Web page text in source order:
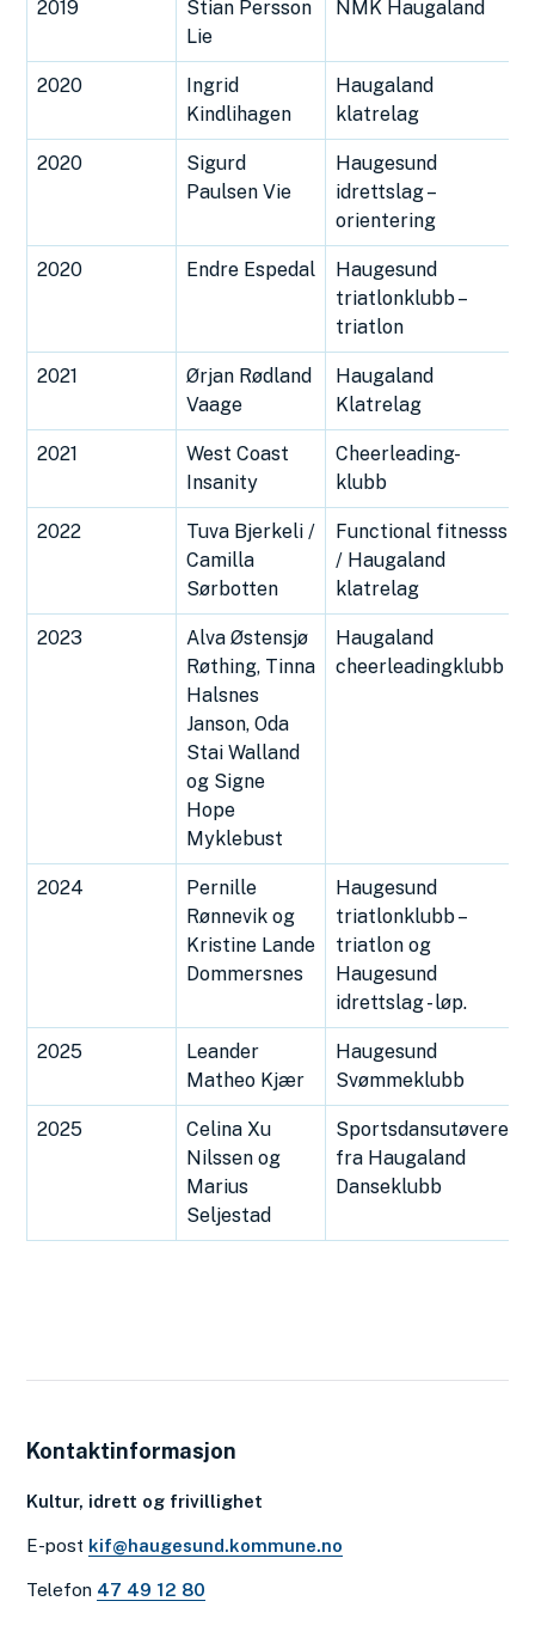
2019
Stian Persson
Lie
NMK Haugaland
2020
Ingrid
Kindlihagen
Haugaland
klatrelag
2020
Sigurd
Paulsen Vie
Haugesund
idrettslag –
orientering
2020 Endre Espedal
Haugesund
triatlonklubb –
triatlon
2021
Ørjan Rødland
Vaage
Haugaland
Klatrelag
2021
West Coast
Insanity
Cheerleading-
klubb
2022
Tuva Bjerkeli /
Camilla
Sørbotten
Functional fitnesss
/ Haugaland
klatrelag
2023
Alva Østensjø
Røthing, Tinna
Halsnes
Janson, Oda
Stai Walland
og Signe
Hope
Myklebust
Haugaland
cheerleadingklubb
2024
Pernille
Rønnevik og
Kristine Lande
Dommersnes
Haugesund
triatlonklubb –
triatlon og
Haugesund
idrettslag - løp.
2025
Leander
Matheo Kjær
Haugesund
Svømmeklubb
2025
Celina Xu
Nilssen og
Marius
Seljestad
Sportsdansutøvere
fra Haugaland
Danseklubb
Kontaktinformasjon
Kultur, idrett og frivillighet
E-post kif@haugesund.kommune.no
Telefon 47 49 12 80